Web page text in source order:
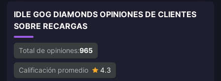
IDLE GOG DIAMONDS OPINIONES DE CLIENTES
SOBRE RECARGAS
Total de opiniones:965
Calificación promedio 4.3